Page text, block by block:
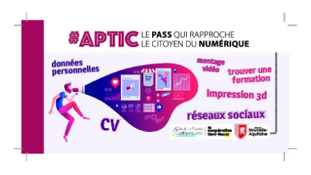
18
numériques